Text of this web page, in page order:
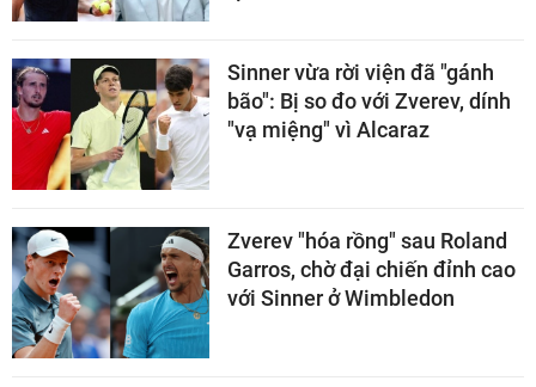
Sinner vừa rời viện đã "gánh
bão": Bị so đo với Zverev, dính
"vạ miệng" vì Alcaraz
Zverev "hóa rồng" sau Roland
Garros, chờ đại chiến đỉnh cao
với Sinner ở Wimbledon